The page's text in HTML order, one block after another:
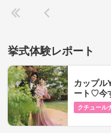
挙式体験レポート
カップル
ート♡今
クチュール